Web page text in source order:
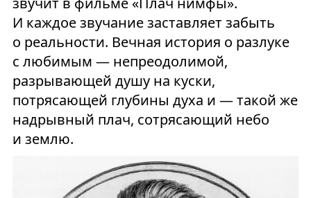
И каждое звучание заставляет забыть
о реальности. Вечная история о разлуке
с любимым — непреодолимой,
разрывающей душу на куски,
потрясающей глубины духа и — такой же
надрывный плач, сотрясающий небо
и землю.